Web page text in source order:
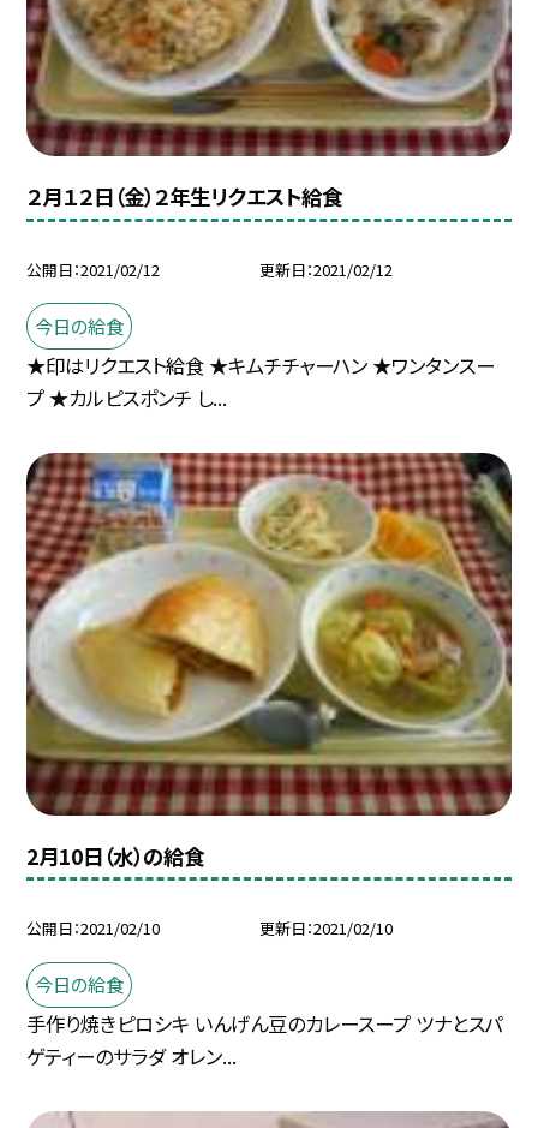
２月１２日（金）２年生リクエスト給食
公開日 2021/02/12 更新日 2021/02/12
今日の給食
★印はリクエスト給食 ★キムチチャーハン ★ワンタンスー
プ ★カルピスポンチ し...
2月10日（水）の給食
公開日 2021/02/10 更新日 2021/02/10
今日の給食
手作り焼きピロシキ いんげん豆のカレースープ ツナとスパ
ゲティーのサラダ オレン...